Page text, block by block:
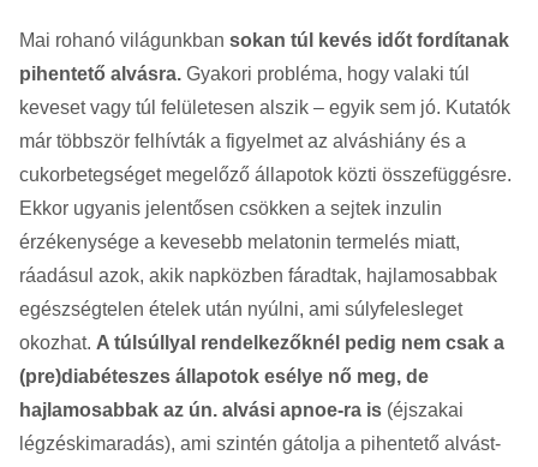
Mai rohanó világunkban sokan túl kevés időt fordítanak
pihentető alvásra. Gyakori probléma, hogy valaki túl
keveset vagy túl felületesen alszik – egyik sem jó. Kutatók
már többször felhívták a figyelmet az alváshiány és a
cukorbetegséget megelőző állapotok közti összefüggésre.
Ekkor ugyanis jelentősen csökken a sejtek inzulin
érzékenysége a kevesebb melatonin termelés miatt,
ráadásul azok, akik napközben fáradtak, hajlamosabbak
egészségtelen ételek után nyúlni, ami súlyfelesleget
okozhat. A túlsúllyal rendelkezőknél pedig nem csak a
(pre)diabéteszes állapotok esélye nő meg, de
hajlamosabbak az ún. alvási apnoe-ra is (éjszakai
légzéskimaradás), ami szintén gátolja a pihentető alvást-